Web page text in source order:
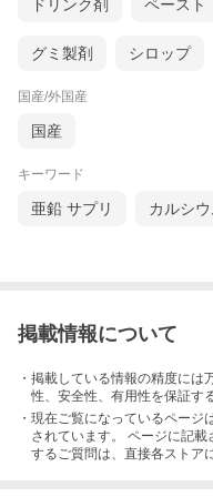
ドリンク剤 ペースト
グミ製剤 シロップ
国産/外国産
国産
キーワード
亜鉛 サプリ カルシウ
掲載情報について
・掲載している情報の精度に
性、安全性、有用性を保証す
・現在ご覧になっているページ
されています。 ページに記載
するご質問は、直接各ストア